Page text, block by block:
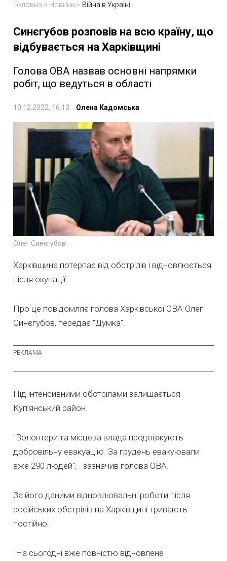
Головна > Новини > Війна в Україні
Синєгубов розповів на всю країну, що
відбувається на Харківщині
Голова ОВА назвав основні напрямки
робіт, що ведуться в області
10.12.2022, 16:13 Олена Кадомська
Олег Синєгубов
Харківщина потерпає від обстрілів і відновлюється
після окупації.
Про це повідомляє голова Харківської ОВА Олег
Синєгубов, передає "Думка".
Під інтенсивними обстрілами залишається
Куп’янський район.
"Волонтери та місцева влада продовжують
добровільну евакуацію. За грудень евакуювали
вже 290 людей", - зазначив голова ОВА.
За його даними відновлювальні роботи після
російських обстрілів на Харківщині тривають
постійно.
"На сьогодні вже повністю відновлене